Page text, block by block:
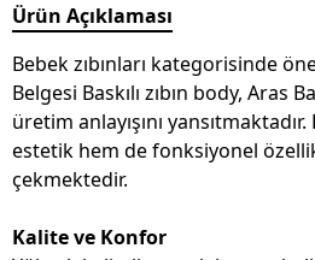
Ürün Açıklaması
Bebek zıbınları kategorisinde
Belgesi Baskılı zıbın body, Aras
üretim anlayışını
estetik hem de fonksiyonel
çekmektedir.
Kalite ve Konfor